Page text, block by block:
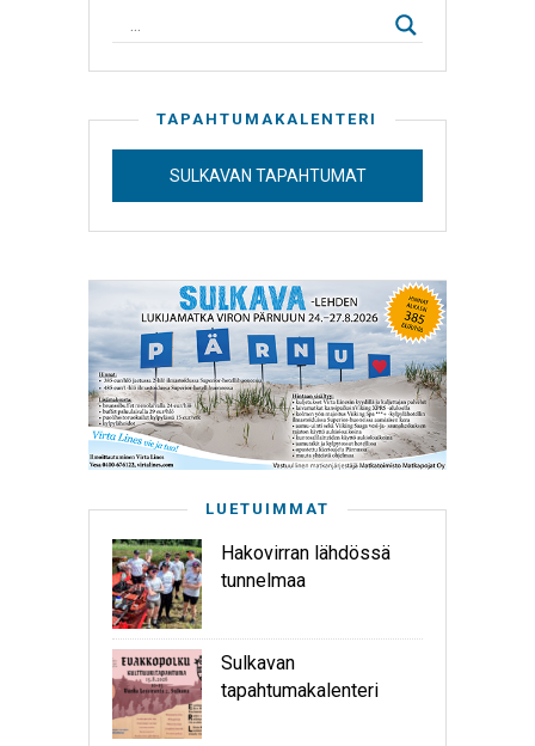
TAPAHTUMAKALENTERI
SULKAVAN TAPAHTUMAT
LUETUIMMAT
Hakovirran lähdössä
tunnelmaa
Sulkavan
tapahtumakalenteri